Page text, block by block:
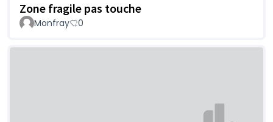
Zone fragile pas touche
Monfray 0